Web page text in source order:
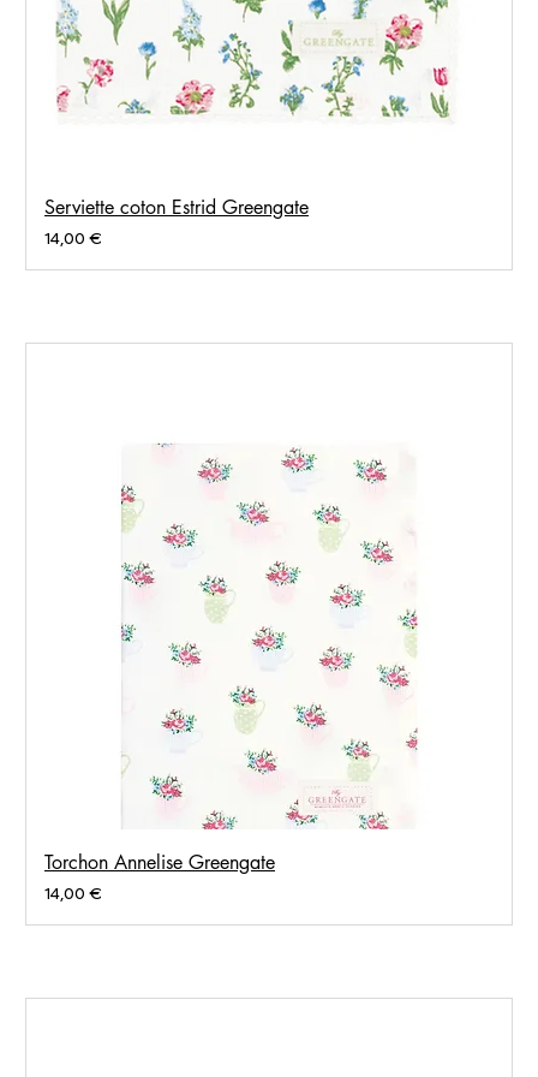
Serviette coton Estrid Greengate
Prix
14,00 €
Torchon Annelise Greengate
Prix
14,00 €